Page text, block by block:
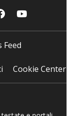
Feed
Cookie Center